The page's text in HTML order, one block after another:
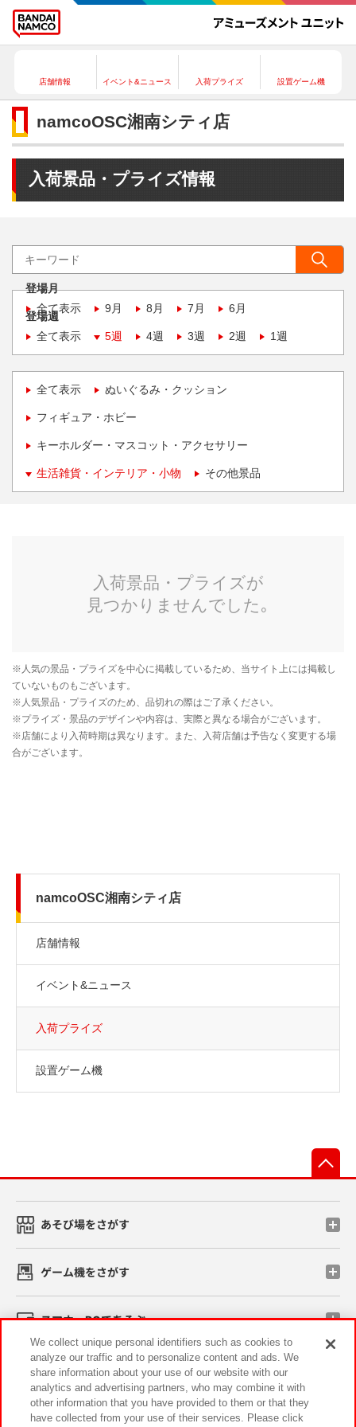
店舗情報 イベント&ニュース 入荷プライズ 設置ゲーム機
namcoOSC湘南シティ店
入荷景品・プライズ情報
登場月
全て表示
9月 8月 7月 6月
登場週
全て表示
5週 4週 3週 2週 1週
全て表示 ぬいぐるみ・クッション
フィギュア・ホビー
キーホルダー・マスコット・アクセサリー
生活雑貨・インテリア・小物 その他景品
namcoOSC湘南シティ店
店舗情報
イベント&ニュース
入荷プライズ
設置ゲーム機
あそび場をさがす
ゲーム機をさがす
スマホ・PCであそぶ
イベント・キャンペーン
We collect unique personal identifiers such as cookies to
analyze our traffic and to personalize content and ads. We
share information about your use of our website with our
analytics and advertising partners, who may combine it with
other information that you have provided to them or that they
have collected from your use of their services. Please click